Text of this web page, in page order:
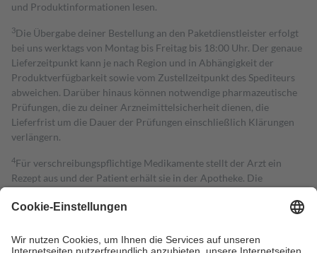
und Produktinformationen lesen.
3Die Übergabe deiner Bestellung an den Paketdienstleister erfolgt
bei uns werktags von Montag bis Freitag bis 18:00 Uhr. Der genaue
Lieferzeitpunkt kann je nach Region und in Abhängigkeit der
Produktverfügbarkeit sowie vom Zustellzeitpunkt des Spediteurs
abweichen. Darüber hinaus können notwendige pharmazeutische
Prüfungen, die zu deiner Arzneimittelsicherheit dienen, die
Lieferfrist um die Dauer der Prüfungen einschließlich Klärungen
verlängern.
4Für verschreibungspflichtige Medikamente stellt der Arzt ein
Rezept aus und der Patient erhält sie in der Apotheke. Die
Kosten dafür, der Versicherte trägt einen Teil davon als Zuzahlung
Grundsätzlich leisten Mitglieder Zuzahlungen in Höhe von zehn